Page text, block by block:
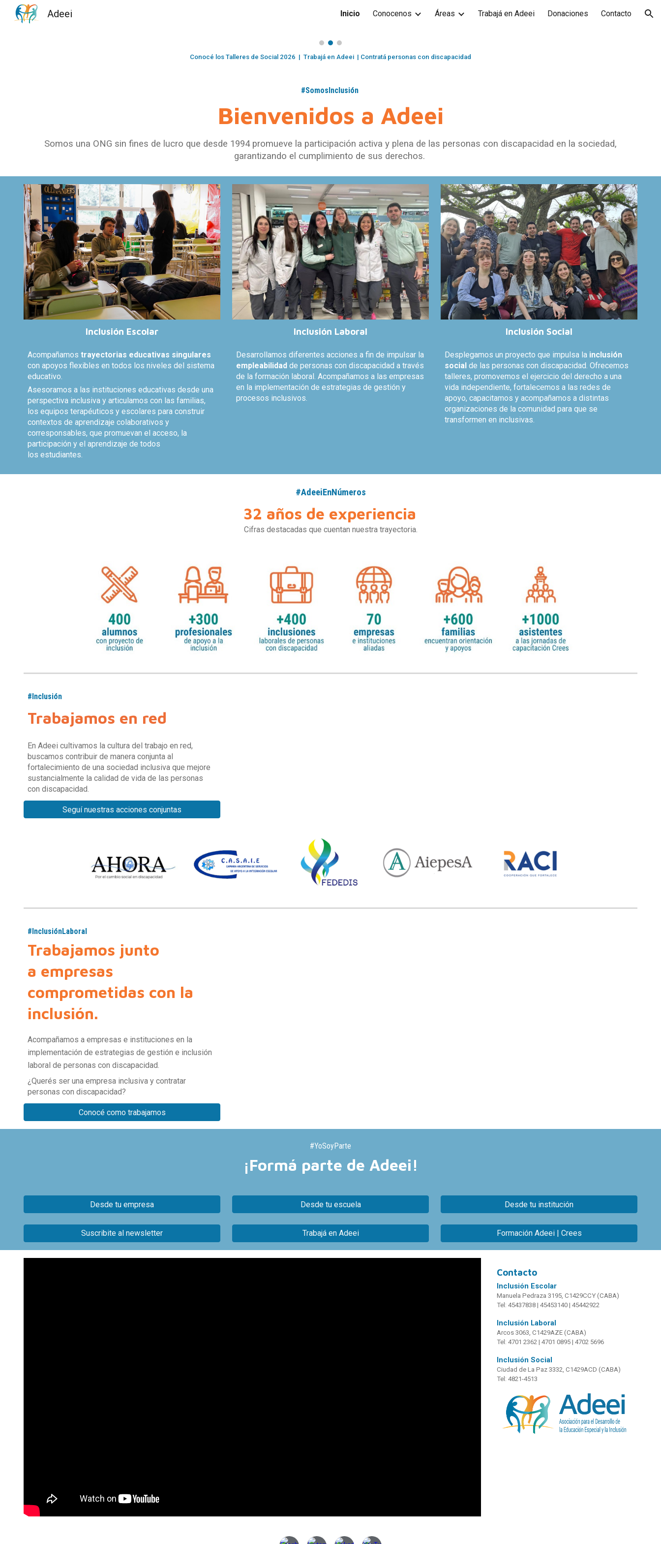
Skip to navigation
Adeei Inicio Conocenos Áreas Trabajá en Adeei Donaciones Contacto
Conocé los Talleres de Social 2026 | Trabajá en Adeei | Contratá personas con discapacidad
#SomosInclusión
Bienvenidos a Adeei
Somos una ONG sin fines de lucro que desde 1994 promueve la participación activa y plena de las personas con discapacidad en la sociedad,
garantizando el cumplimiento de sus derechos.
Inclusión Escolar
Acompañamos trayectorias educativas singulares
con apoyos flexibles en todos los niveles del sistema
educativo.
Asesoramos a las instituciones educativas desde una
perspectiva inclusiva y articulamos con las familias,
los equipos terapéuticos y escolares para construir
contextos de aprendizaje colaborativos y
corresponsables, que promuevan el acceso, la
participación y el aprendizaje de todos
los estudiantes.
Inclusión Laboral
Desarrollamos diferentes acciones a fin de impulsar la
empleabilidadde personas con discapacidad a través
de la formación laboral. Acompañamos a las empresas
en la implementación de estrategias de gestión y
procesos inclusivos.
Inclusión Social
Desplegamos un proyecto que impulsa la inclusión
social de las personas con discapacidad. Ofrecemos
talleres, promovemos el ejercicio del derecho a una
vida independiente, fortalecemos a las redes de
apoyo, capacitamos y acompañamos a distintas
organizaciones de la comunidad para que se
transformen en inclusivas.
#AdeeiEnNúmeros
32 años de experiencia
Cifras destacadas que cuentan nuestra trayectoria.
#Inclusión
Trabajamos en red
En Adeei cultivamos la cultura del trabajo en red,
buscamos contribuir de manera conjunta al
fortalecimiento de una sociedad inclusiva que mejore
sustancialmente la calidad de vida de las personas
con discapacidad.
Seguí nuestras acciones conjuntas
#InclusiónLaboral
Trabajamos junto
a empresas
comprometidas con la
inclusión.
Acompañamos a empresas e instituciones en la
implementación de estrategias de gestión e inclusión
laboral de personas con discapacidad.
¿Querés ser una empresa inclusiva y contratar
personas con discapacidad?
Conocé como trabajamos
#YoSoyParte
¡Formá parte de Adeei!
Desde tu empresa
Suscribite al newsletter
Desde tu escuela
Trabajá en Adeei
Desde tu institución
Formación Adeei | Crees
Contacto
Inclusión Escolar
Manuela Pedraza 3195, C1429CCY (CABA)
Tel: 45437838 | 45453140 | 45442922
Inclusión Laboral
Arcos 3063, C1429AZE (CABA)
Tel: 4701 2362 | 4701 0895 | 4702 5696
Inclusión Social
Ciudad de La Paz 3332, C1429ACD (CABA)
Tel: 4821-4513